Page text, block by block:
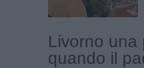
Livorno una
quando il